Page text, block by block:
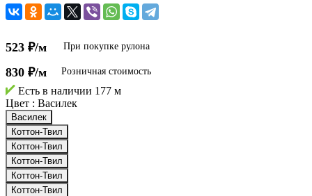
523 ₽/м При покупке рулона
830 ₽/м Розничная стоимость
Есть в наличии 177 м
Цвет : Василек
Василек
Коттон-Твил
Коттон-Твил
Коттон-Твил
Коттон-Твил
Коттон-Твил